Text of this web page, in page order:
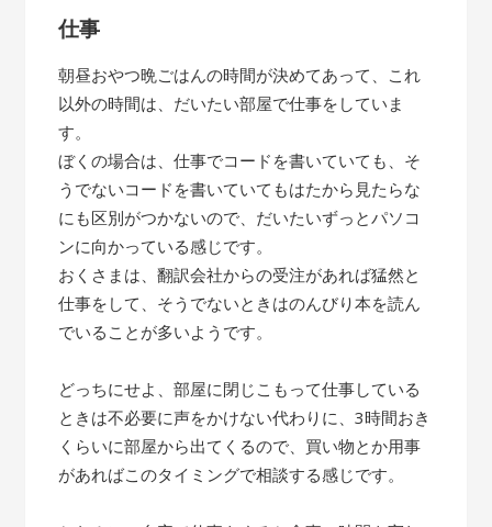
仕事
朝昼おやつ晩ごはんの時間が決めてあって、これ
以外の時間は、だいたい部屋で仕事をしていま
す。
ぼくの場合は、仕事でコードを書いていても、そ
うでないコードを書いていてもはたから見たらな
にも区別がつかないので、だいたいずっとパソコ
ンに向かっている感じです。
おくさまは、翻訳会社からの受注があれば猛然と
仕事をして、そうでないときはのんびり本を読ん
でいることが多いようです。
どっちにせよ、部屋に閉じこもって仕事している
ときは不必要に声をかけない代わりに、3時間おき
くらいに部屋から出てくるので、買い物とか用事
があればこのタイミングで相談する感じです。